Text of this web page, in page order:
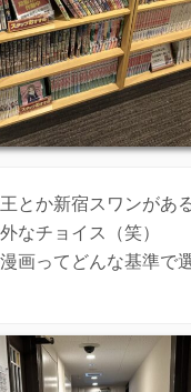
とか新宿スワンがあ
なチョイス（笑）
画ってどんな基準で